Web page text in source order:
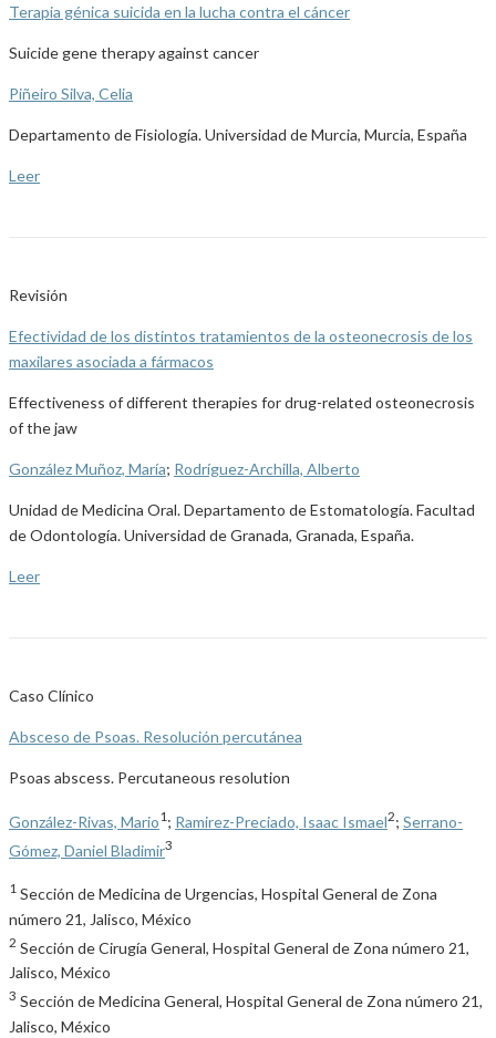
Terapia génica suicida en la lucha contra el cáncer
Suicide gene therapy against cancer
Piñeiro Silva, Celia
Departamento de Fisiología. Universidad de Murcia, Murcia, España
Leer
Revisión
Efectividad de los distintos tratamientos de la osteonecrosis de los
maxilares asociada a fármacos
Effectiveness of different therapies for drug-related osteonecrosis
of the jaw
González Muñoz, María; Rodríguez-Archilla, Alberto
Unidad de Medicina Oral. Departamento de Estomatología. Facultad
de Odontología. Universidad de Granada, Granada, España.
Leer
Caso Clínico
Absceso de Psoas. Resolución percutánea
Psoas abscess. Percutaneous resolution
González-Rivas, Mario1 ; Ramirez-Preciado, Isaac Ismael2; Serrano-
Gómez, Daniel Bladimir3
1 Sección de Medicina de Urgencias, Hospital General de Zona
número 21, Jalisco, México
2 Sección de Cirugía General, Hospital General de Zona número 21,
Jalisco, México
3 Sección de Medicina General, Hospital General de Zona número 21,
Jalisco, México